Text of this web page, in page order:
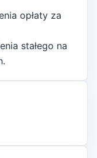
opłaty za
stałego na